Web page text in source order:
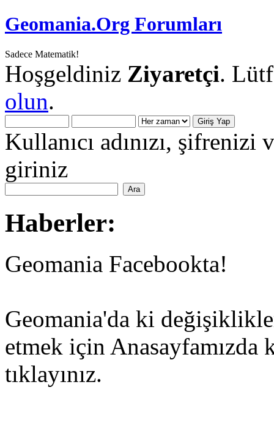
Geomania.Org Forumları
Sadece Matematik!
Hoşgeldiniz Ziyaretçi.
olun.
Kullanıcı adınızı,
giriniz
Haberler:
Geomania Facebookta!
Geomania'da ki
etmek için
tıklayınız.